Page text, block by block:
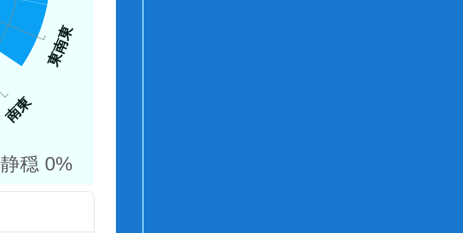
東南東
南東
静穏 0%